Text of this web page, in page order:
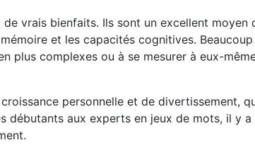
vrais bienfaits. Ils sont un excellent moyen
et les capacités cognitives.
plus complexes ou à se mesurer à eux-
personnelle et de divertissement,
débutants aux experts en jeux de mots, il y a